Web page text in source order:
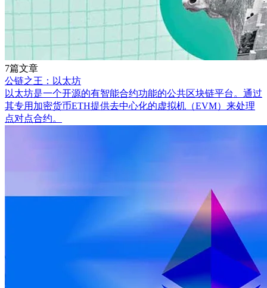
7篇文章
公链之王：以太坊
以太坊是一个开源的有智能合约功能的公共区块链平台。通过
其专用加密货币ETH提供去中心化的虚拟机（EVM）来处理
点对点合约。